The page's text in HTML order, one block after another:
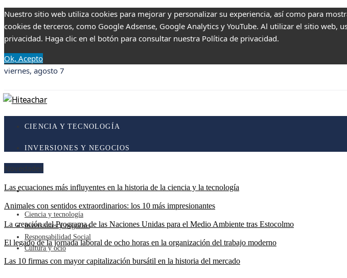
Nuestro sitio web utiliza cookies para mejorar y personalizar su experiencia, así como para
cookies de terceros, como Google Adsense, Google Analytics y YouTube. Al utilizar el sitio web,
privacidad. Haga clic en el botón para consultar nuestra Política de privacidad.
Ok, Acepto
viernes, agosto 7
CIENCIA Y TECNOLOGÍA
INVERSIONES Y NEGOCIOS
RESPONSABILIDAD SOCIAL
CULTURA Y OCIO
Ciencia y tecnología
Inversiones y negocios
Responsabilidad Social
Cultura y ocio
Novedades
Las ecuaciones más influyentes en la historia de la ciencia y la tecnología
Animales con sentidos extraordinarios: los 10 más impresionantes
La creación del Programa de las Naciones Unidas para el Medio Ambiente tras Estocolmo
El legado de la jornada laboral de ocho horas en la organización del trabajo moderno
Las 10 firmas con mayor capitalización bursátil en la historia del mercado